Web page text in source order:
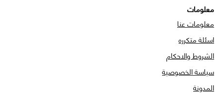
معلومات
معلومات عنا
اسئلة متكرره
الشروط والاحكام
سياسة الخصوصية
المدونة